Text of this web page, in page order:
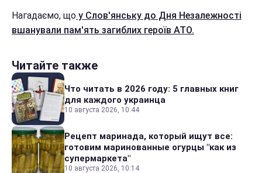
Нагадаємо, що у Слов'янську до Дня Незалежності
вшанували пам'ять загиблих героїв АТО.
Читайте также
Что читать в 2026 году: 5 главных книг
для каждого украинца
10 августа 2026, 10:44
Рецепт маринада, который ищут все:
готовим маринованные огурцы "как из
супермаркета"
10 августа 2026, 10:14